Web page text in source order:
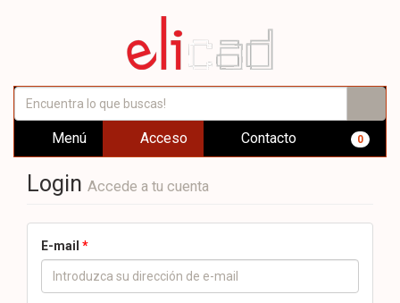
Menú Acceso Contacto 0
Login Accede a tu cuenta
E-mail *